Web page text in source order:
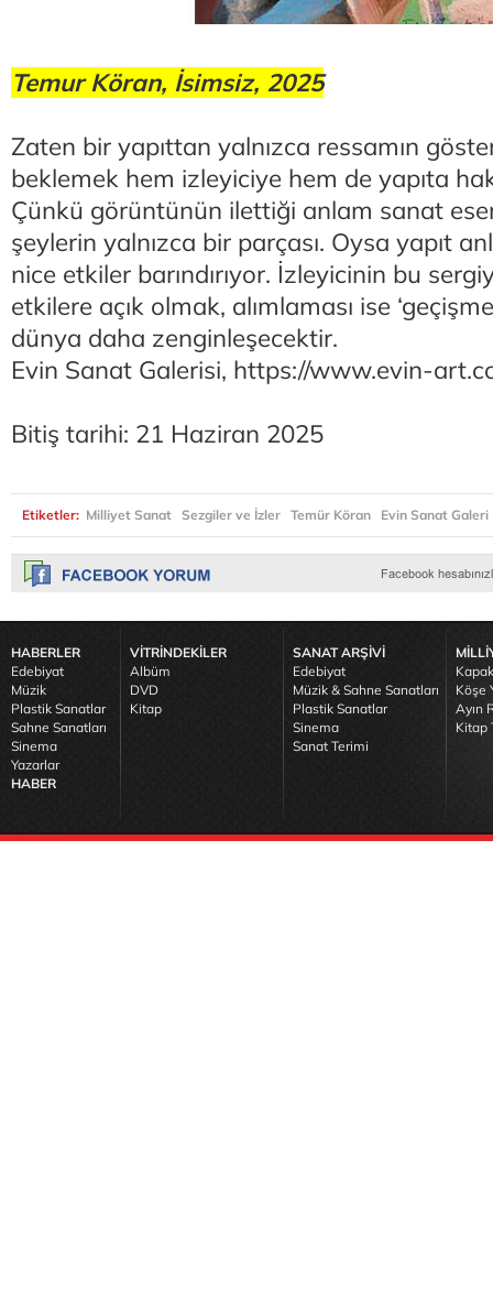
Temur Köran, İsimsiz, 2025
Zaten bir yapıttan yalnızca ressamın
beklemek hem izleyiciye hem de yapıta
Çünkü görüntünün ilettiği anlam sanat
şeylerin yalnızca bir parçası. Oysa yapıt
nice etkiler barındırıyor. İzleyicinin bu
etkilere açık olmak, alımlaması ise
dünya daha zenginleşecektir.
Evin Sanat Galerisi, https://www.evin-
Bitiş tarihi: 21 Haziran 2025
Etiketler: Milliyet Sanat Sezgiler ve İzler Temür Köran Evin Sanat Galeri
HABERLER
Edebiyat
Müzik
Plastik Sanatlar
Sahne Sanatları
Sinema
Yazarlar
HABER
VİTRİNDEKİLER
Albüm
DVD
Kitap
SANAT ARŞİVİ
Edebiyat
Müzik & Sahne Sanatları
Plastik Sanatlar
Sinema
Sanat Terimi
Köşe
Ayın
Kitap